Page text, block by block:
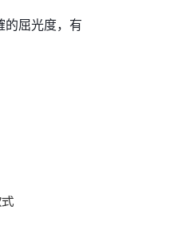
的屈光度，有